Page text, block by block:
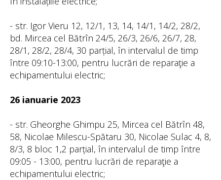
- str. Igor Vieru 12, 12/1, 13, 14, 14/1, 14/2, 28/2,
bd. Mircea cel Bătrîn 24/5, 26/3, 26/6, 26/7, 28,
28/1, 28/2, 28/4, 30 parțial, în intervalul de timp
între 09:10-13:00, pentru lucrări de reparaţie a
echipamentului electric;
26 ianuarie 2023
- str. Gheorghe Ghimpu 25, Mircea cel Bătrîn 48,
58, Nicolae Milescu-Spătaru 30, Nicolae Sulac 4, 8,
8/3, 8 bloc 1,2 parțial, în intervalul de timp între
09:05 - 13:00, pentru lucrări de reparaţie a
echipamentului electric;